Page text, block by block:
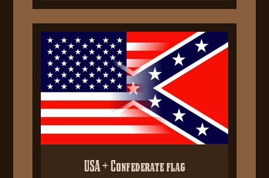
USA + Confederate flag